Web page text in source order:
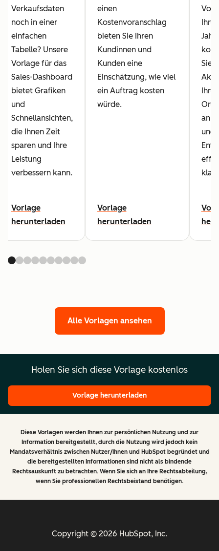
Verkaufsdaten
noch in einer
einfachen
Tabelle? Unsere
Vorlage für das
Sales-Dashboard
bietet Grafiken
und
Schnellansichten,
die Ihnen Zeit
sparen und Ihre
Leistung
verbessern kann.
Vorlage
herunterladen
einen
Kostenvoranschlag
bieten Sie Ihren
Kundinnen und
Kunden eine
Einschätzung, wie viel
ein Auftrag kosten
würde.
Vorlage
herunterladen
Ihren
Sie
Ihrer
an
und
klar.
Alle Vorlagen ansehen
Holen Sie sich diese Vorlage kostenlos
Vorlage herunterladen
Diese Vorlagen werden Ihnen zur persönlichen Nutzung und zur
Information bereitgestellt, durch die Nutzung wird jedoch kein
Mandatsverhältnis zwischen Nutzer/Ihnen und HubSpot begründet und
die bereitgestellten Informationen sind nicht als bindende
Rechtsauskunft zu betrachten. Wenn Sie sich an Ihre Rechtsabteilung,
wenn Sie professionellen Rechtsbeistand benötigen.
Copyright © 2026 HubSpot, Inc.